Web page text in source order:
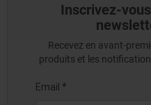
Inscrivez-
Recevez en avant-
produits et les